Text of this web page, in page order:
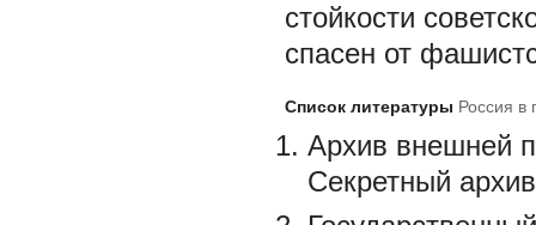
стойкости
спасен от
Список литературы Россия в
Архив внешней
Секретный